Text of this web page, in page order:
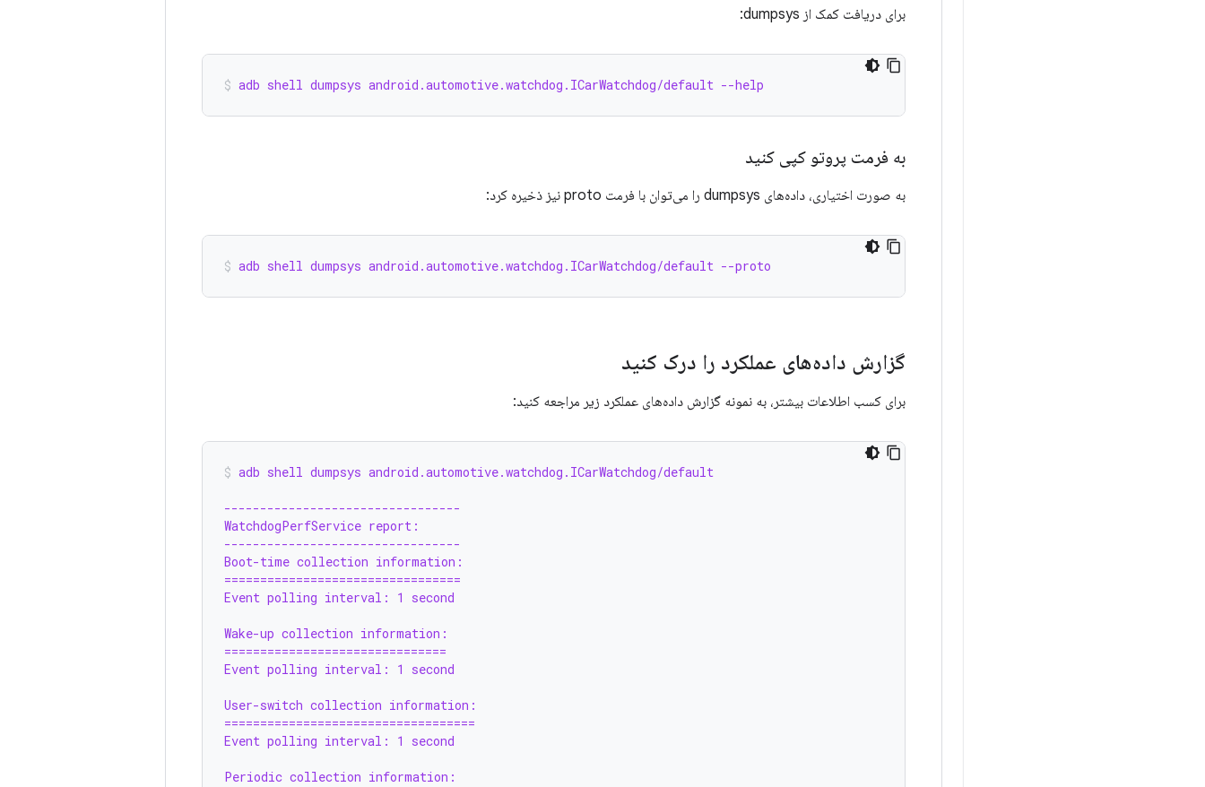
برای دریافت کمک از dumpsys:
adb shell dumpsys android.automotive.watchdog.ICarWatchdog/default --help
به فرمت پروتو کپی کنید
به صورت اختیاری، داده‌های dumpsys را می‌توان با فرمت proto نیز ذخیره کرد:
adb shell dumpsys android.automotive.watchdog.ICarWatchdog/default --proto
گزارش داده‌های عملکرد را درک کنید
برای کسب اطلاعات بیشتر، به نمونه گزارش داده‌های عملکرد زیر مراجعه کنید:
adb shell dumpsys android.automotive.watchdog.ICarWatchdog/default
---------------------------------
WatchdogPerfService report:
---------------------------------
Boot-time collection information:
=================================
Event polling interval: 1 second
Wake-up collection information:
===============================
Event polling interval: 1 second
User-switch collection information:
===================================
Event polling interval: 1 second
Periodic collection information: